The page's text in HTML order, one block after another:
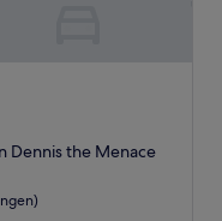
Dennis the Menace